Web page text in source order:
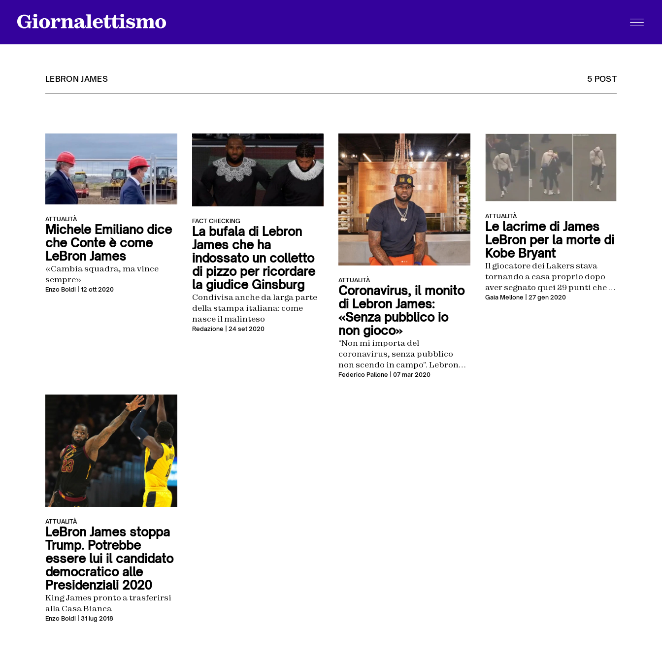
Contatti
LEBRON JAMES 5 POST
ATTUALITÀ
Michele Emiliano dice
che Conte è come
LeBron James
«Cambia squadra, ma vince
sempre»
Enzo Boldi | 12 ott 2020
FACT CHECKING
La bufala di Lebron
James che ha
indossato un colletto
di pizzo per ricordare
la giudice Ginsburg
Condivisa anche da larga parte
della stampa italiana: come
nasce il malinteso
Redazione | 24 set 2020
ATTUALITÀ
Coronavirus, il monito
di Lebron James:
«Senza pubblico io
non gioco»
“Non mi importa del
coronavirus, senza pubblico
non scendo in campo”. Lebron
James è categorico: in caso di
Federico Pallone | 07 mar 2020
ATTUALITÀ
Le lacrime di James
LeBron per la morte di
Kobe Bryant
Il giocatore dei Lakers stava
tornando a casa proprio dopo
aver segnato quei 29 punti che lo
avevano fatto battere il “Balck
Gaia Mellone | 27 gen 2020
ATTUALITÀ
LeBron James stoppa
Trump. Potrebbe
essere lui il candidato
democratico alle
Presidenziali 2020
King James pronto a trasferirsi
alla Casa Bianca
Enzo Boldi | 31 lug 2018